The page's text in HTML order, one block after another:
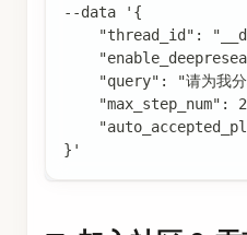
--data '{
"thread_id":
"query": "请为我分
"max_step_num":
}'